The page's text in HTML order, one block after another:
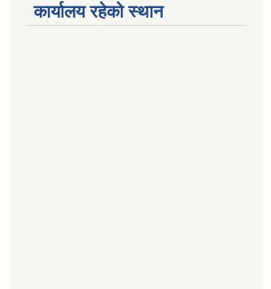
कार्यालय रहेको स्थान